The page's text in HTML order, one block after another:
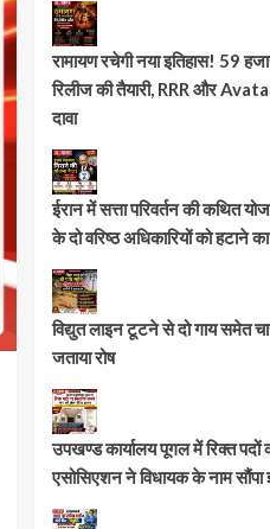
रामायण रचेगी नया इतिहास! 59
रिलीज की तैयारी, RRR और
दावा
ईरान में सत्ता परिवर्तन की कथित
के दो वरिष्ठ अधिकारियों को हटाने का
विद्युत लाइन टूटने से दो गाय समेत
जताया रोष
उपखण्ड कार्यालय पूगल में रिक्त पदों
एसोसिएशन ने विधायक के नाम सौंपा